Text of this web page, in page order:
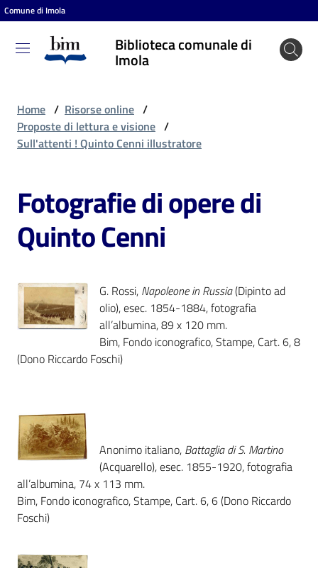
Vai al contenuto
Vai alla navigazione
Vai al footer
Comune di Imola
Biblioteca comunale di
Imola
Biblioteca
comunale
Cosa
puoi
fare
Scopri
online
Casa
Home / Risorse online /
Proposte di lettura e visione /
Sull'attenti ! Quinto Cenni illustratore
Fotografie di opere di
Quinto Cenni
G. Rossi, Napoleone in Russia(Dipinto ad
olio), esec. 1854-1884, fotografia
all’albumina, 89 x 120 mm.
Bim, Fondo iconografico, Stampe, Cart. 6, 8
(Dono Riccardo Foschi)
Anonimo italiano, Battaglia di S. Martino
(Acquarello), esec. 1855-1920, fotografia
all’albumina, 74 x 113 mm.
Bim, Fondo iconografico, Stampe, Cart. 6, 6 (Dono Riccardo
Foschi)